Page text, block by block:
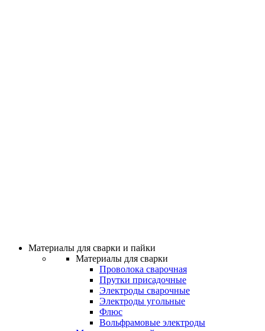
Материалы для сварки и пайки
Материалы для сварки
Проволока сварочная
Прутки присадочные
Электроды сварочные
Электроды угольные
Флюс
Вольфрамовые электроды